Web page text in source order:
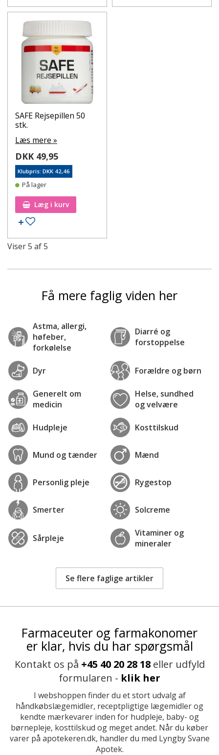
SAFE Rejsepillen 50
stk.
Læs mere »
DKK 49,95
Klubpris: DKK 42,46
På lager
Læg i kurv
Tilføj til ønskeseddel
Viser5 af5
Få mere faglig viden her
Astma, allergi,
høfeber,
forkølelse
Diarré og
forstoppelse
Dyr Forældre og børn
Generelt om
medicin
Helse, sundhed
og velvære
Hudpleje Kosttilskud
Mund og tænder Mænd
Personlig pleje Rygestop
Smerter Solcreme
Sårpleje
Vitaminer og
mineraler
Se flere faglige artikler
Farmaceuter og farmakonomer
er klar, hvis du har spørgsmål
Kontakt os på +45 40 20 28 18eller udfyld
formularen - klik her
I webshoppen finder du et stort udvalg af
håndkøbslægemidler, receptpligtige lægemidler og
kendte mærkevarer inden for hudpleje, baby- og
børnepleje, kosttilskud og meget andet. Når du køber
varer på apotekeren.dk, handler du med Lyngby Svane
Apotek.